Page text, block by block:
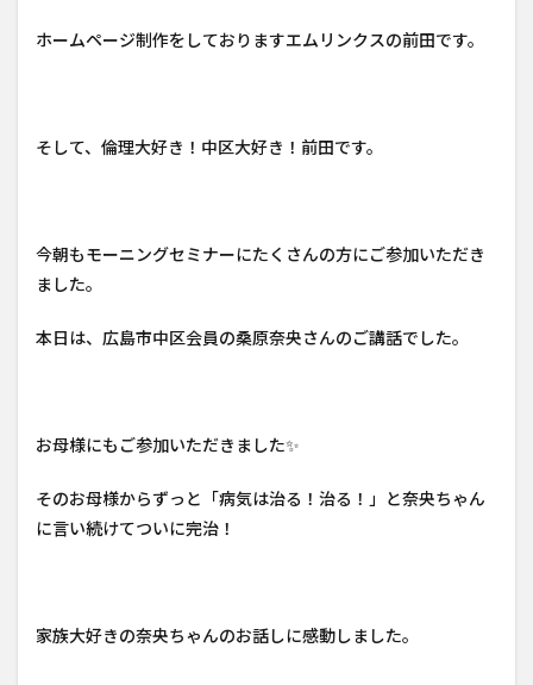
ホームページ制作をしておりますエムリンクスの前田です。
そして、倫理大好き！中区大好き！前田です。
今朝もモーニングセミナーにたくさんの方にご参加いただき
ました。
本日は、広島市中区会員の桑原奈央さんのご講話でした。
お母様にもご参加いただきました✨
そのお母様からずっと「病気は治る！治る！」と奈央ちゃん
に言い続けてついに完治！
家族大好きの奈央ちゃんのお話しに感動しました。